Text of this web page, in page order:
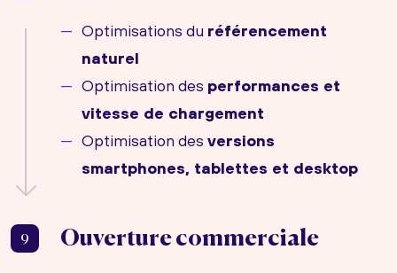
Optimisations du référencement
naturel
Optimisation des performances et
vitesse de chargement
Optimisation des versions
smartphones, tablettes et desktop
9 Ouverture commerciale